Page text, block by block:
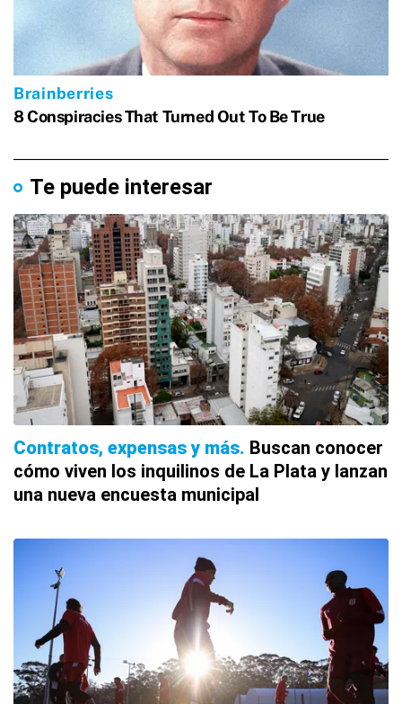
Te puede interesar
Contratos, expensas y más Buscan conocer
cómo viven los inquilinos de La Plata y lanzan
una nueva encuesta municipal